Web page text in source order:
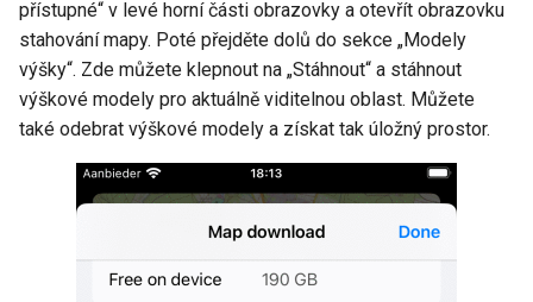
přístupné“ v levé horní části obrazovky a otevřít obrazovku
stahování mapy. Poté přejděte dolů do sekce „Modely
výšky“. Zde můžete klepnout na „Stáhnout“ a stáhnout
výškové modely pro aktuálně viditelnou oblast. Můžete
také odebrat výškové modely a získat tak úložný prostor.